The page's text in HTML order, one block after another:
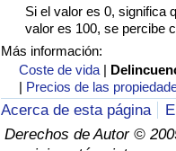
Si el valor es 0, significa
valor es 100, se percibe
Más información:
Coste de vida |
| Precios de las
Acerca de esta página
Derechos de Autor ©